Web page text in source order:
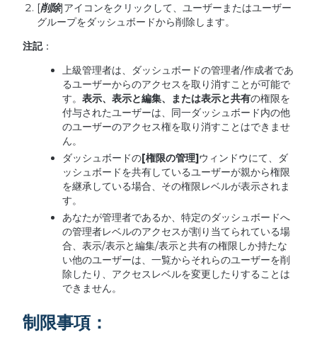
[削除]アイコンをクリックして、ユーザーまたはユーザー
グループをダッシュ​​ボードから削除します。
注記：
上級管理者は、ダッシュボードの管理者/作成者であ
るユーザーからのアクセスを取り消すことが可能で
す。 表示、表示と編集、または表示と共有の権限を
付与されたユーザーは、同一ダッシュボード内の他
のユーザーのアクセス権を取り消すことはできませ
ん。
ダッシュボードの[権限の管理]ウィンドウにて、ダ
ッシュボードを共有しているユーザーが親から権限
を継承している場合、その権限レベルが表示されま
す。
あなたが管理者であるか、特定のダッシュボードへ
の管理者レベルのアクセスが割り当てられている場
合、表示/表示と編集/表示と共有の権限しか持たな
い他のユーザーは、一覧からそれらのユーザーを削
除したり、アクセスレベルを変更したりすることは
できません。
制限事項：